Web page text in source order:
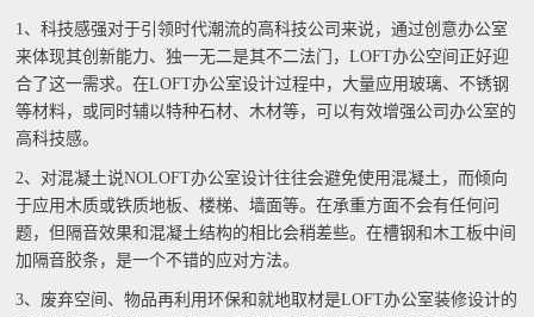
1、科技感强对于引领时代潮流的高科技公司来说，通过创意办公室
来体现其创新能力、独一无二是其不二法门，LOFT办公空间正好迎
合了这一需求。在LOFT办公室设计过程中，大量应用玻璃、不锈钢
等材料，或同时辅以特种石材、木材等，可以有效增强公司办公室的
高科技感。
2、对混凝土说NOLOFT办公室设计往往会避免使用混凝土，而倾向
于应用木质或铁质地板、楼梯、墙面等。在承重方面不会有任何问
题，但隔音效果和混凝土结构的相比会稍差些。在槽钢和木工板中间
加隔音胶条，是一个不错的应对方法。
3、废弃空间、物品再利用环保和就地取材是LOFT办公室装修设计的